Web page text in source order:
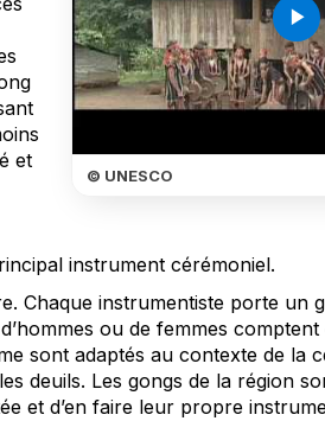
play_arrow
© UNESCO
et
instrument cérémoniel.
Chaque instrumentiste porte un
ou de femmes
sont adaptés au contexte de la
deuils. Les gongs de la région
et d’en faire leur propre